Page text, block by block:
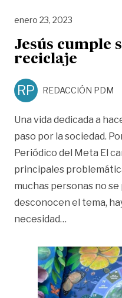
enero 23, 2023
Jesús cumple
reciclaje
RP REDACCIÓN PDM
Una vida dedicada a
paso por la sociedad.
Periódico del Meta El
principales
muchas personas no
desconocen el tema,
necesidad…